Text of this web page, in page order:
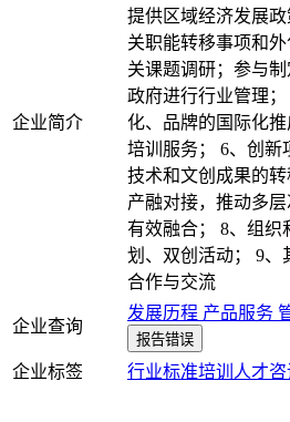
企业简介
提供区域经济发展
关职能转移事项和
关课题调研；参与
政府进行行业管理
化、品牌的国际化
培训服务； 6、创新
技术和文创成果的
产融对接，推动多
有效融合； 8、组织
划、双创活动； 9、
合作与交流
企业查询
发展历程 产品服务
报告错误
企业标签 行业标准培训 人才咨